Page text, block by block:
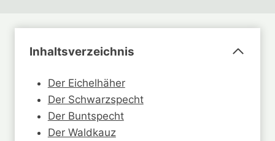
Inhaltsverzeichnis
Der Eichelhäher
Der Schwarzspecht
Der Buntspecht
Der Waldkauz